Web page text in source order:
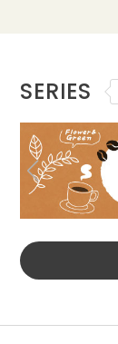
SERIES